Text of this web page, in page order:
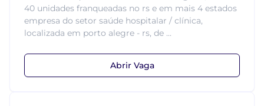
40 unidades franqueadas no rs e em mais 4 estados
empresa do setor saúde hospitalar / clínica,
localizada em porto alegre - rs, de ...
Abrir Vaga